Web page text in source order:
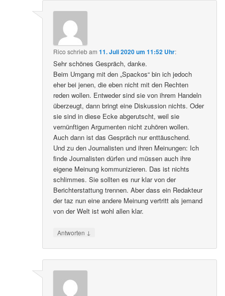
Rico schriebam11. Juli 2020 um 11:52 Uhr:
Sehr schönes Gespräch, danke.
Beim Umgang mit den „Spackos“ bin ich jedoch
eher bei jenen, die eben nicht mit den Rechten
reden wollen. Entweder sind sie von ihrem Handeln
überzeugt, dann bringt eine Diskussion nichts. Oder
sie sind in diese Ecke abgerutscht, weil sie
vernünftigen Argumenten nicht zuhören wollen.
Auch dann ist das Gespräch nur enttäuschend.
Und zu den Journalisten und ihren Meinungen: Ich
finde Journalisten dürfen und müssen auch ihre
eigene Meinung kommunizieren. Das ist nichts
schlimmes. Sie sollten es nur klar von der
Berichterstattung trennen. Aber dass ein Redakteur
der taz nun eine andere Meinung vertritt als jemand
von der Welt ist wohl allen klar.
Antworten ↓